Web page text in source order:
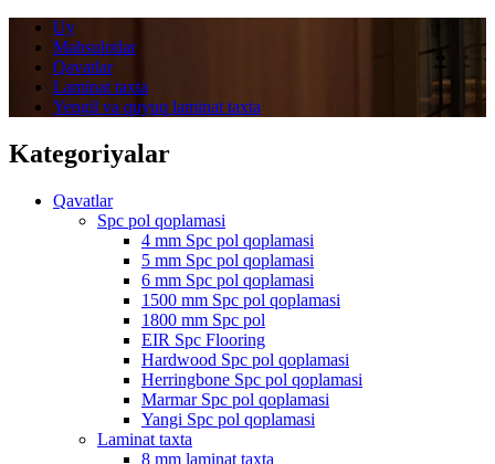
Uy
Mahsulotlar
Qavatlar
Laminat taxta
Yengil va quyuq laminat taxta
Kategoriyalar
Qavatlar
Spc pol qoplamasi
4 mm Spc pol qoplamasi
5 mm Spc pol qoplamasi
6 mm Spc pol qoplamasi
1500 mm Spc pol qoplamasi
1800 mm Spc pol
EIR Spc Flooring
Hardwood Spc pol qoplamasi
Herringbone Spc pol qoplamasi
Marmar Spc pol qoplamasi
Yangi Spc pol qoplamasi
Laminat taxta
8 mm laminat taxta